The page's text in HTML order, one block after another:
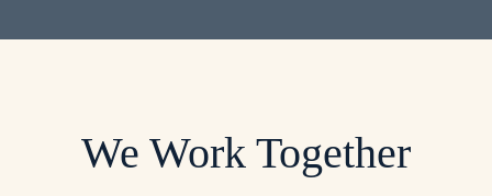
We Work Together